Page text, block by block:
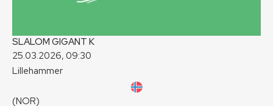
SLALOM GIGANT K
25.03.2026, 09:30
Lillehammer
(NOR)